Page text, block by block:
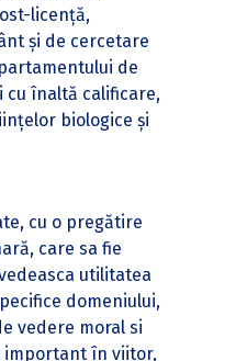
licenţă,
şi de cercetare
de
cu înaltă calificare,
biologice şi
cu o pregătire
care sa fie
utilitatea
domeniului,
vedere moral si
important în viitor,